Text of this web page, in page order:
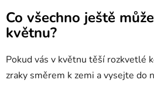
Co všechno ještě
květnu?
Pokud vás v květnu těší rozkvetlé
zraky směrem k zemi a vysejte do